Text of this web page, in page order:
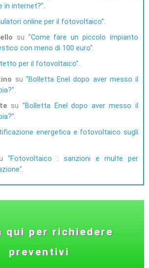
in internet?
online per il fotovoltaico
su
Come fare un piccolo impianto
con meno di 100 euro
per il fotovoltaico
su
Bolletta Enel dopo aver messo il
su
Bolletta Enel dopo aver messo il
energetica e fotovoltaico sugli
Fotovoltaico : sanzioni e multe per
qui per richiedere
preventivi